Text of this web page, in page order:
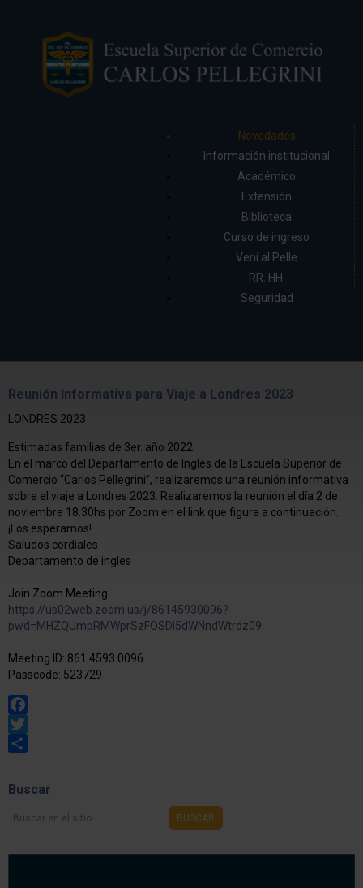
Novedades
Información institucional
Académico
Extensión
Biblioteca
Curso de ingreso
Vení al Pelle
RR. HH.
Seguridad
Reunión Informativa para Viaje a Londres 2023
LONDRES 2023
Estimadas familias de 3er. año 2022
En el marco del Departamento de Inglés de la Escuela Superior de
Comercio “Carlos Pellegrini”, realizaremos una reunión informativa
sobre el viaje a Londres 2023. Realizaremos la reunión el día 2 de
noviembre 18.30hs por Zoom en el link que figura a continuación.
¡Los esperamos!
Saludos cordiales
Departamento de ingles
Join Zoom Meeting
https://us02web.zoom.us/j/86145930096?
pwd=MHZQUmpRMWprSzFOSDl5dWNndWtrdz09
Meeting ID: 861 4593 0096
Passcode: 523729
Facebook
Twitter
Buscar
Buscar
BUSCAR